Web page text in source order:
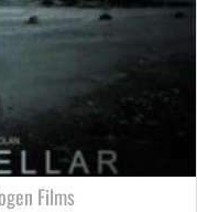
Films